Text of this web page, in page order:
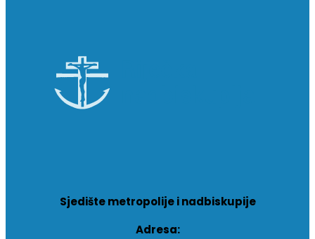
Sjedište metropolije i nadbiskupije
Adresa: